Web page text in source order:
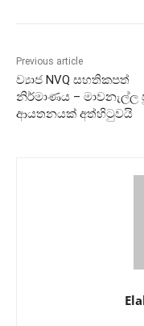
Previous article
ව්‍යාජ NVQ සහතිකපත්
නිර්මාණය –
ආයතනයක් අත්හිටුවයි